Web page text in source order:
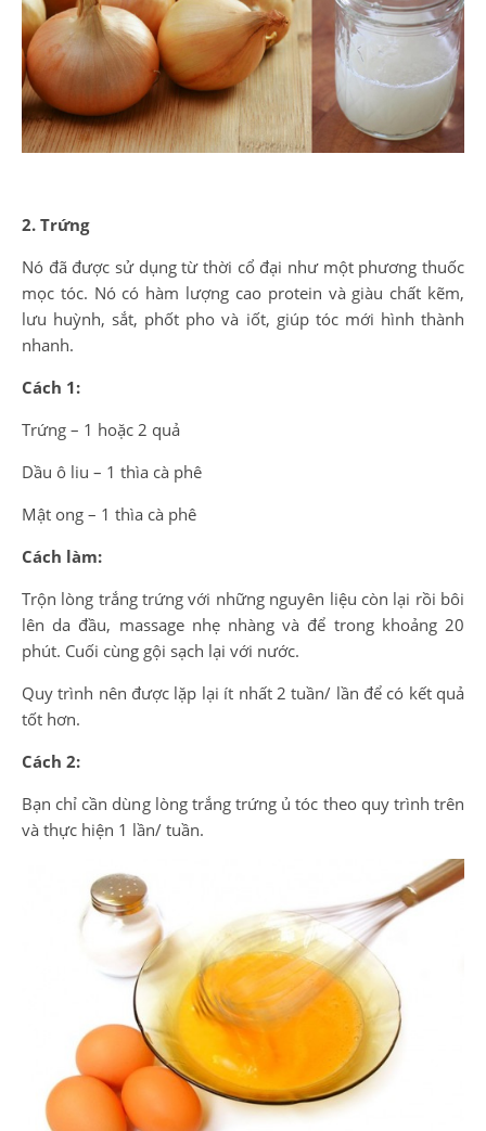
2. Trứng
Nó đã được sử dụng từ thời cổ đại như một phương thuốc
mọc tóc. Nó có hàm lượng cao protein và giàu chất kẽm,
lưu huỳnh, sắt, phốt pho và iốt, giúp tóc mới hình thành
nhanh.
Cách 1:
Trứng – 1 hoặc 2 quả
Dầu ô liu – 1 thìa cà phê
Mật ong – 1 thìa cà phê
Cách làm:
Trộn lòng trắng trứng với những nguyên liệu còn lại rồi bôi
lên da đầu, massage nhẹ nhàng và để trong khoảng 20
phút. Cuối cùng gội sạch lại với nước.
Quy trình nên được lặp lại ít nhất 2 tuần/ lần để có kết quả
tốt hơn.
Cách 2:
Bạn chỉ cần dùng lòng trắng trứng ủ tóc theo quy trình trên
và thực hiện 1 lần/ tuần.